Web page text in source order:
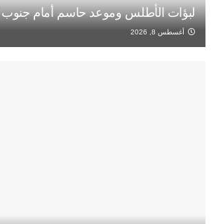
لبؤات الأطلس وموعد حاسم أمام جنوب
أغسطس 8, 2026